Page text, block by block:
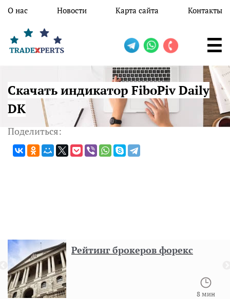
Перейти к основному содержанию
О нас Новости Карта сайта Контакты
Скачать индикатор FiboPiv Daily
DK
Поделиться:
Рейтинг брокеров форекс
8 мин